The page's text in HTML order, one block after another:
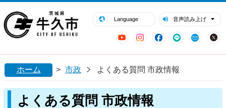
Language 音声読み上げ
YouTubeInstagram
Facebook
LINE Mail
閉じる
ホーム > 市政 よくある質問 市政情報
よくある質問 市政情報